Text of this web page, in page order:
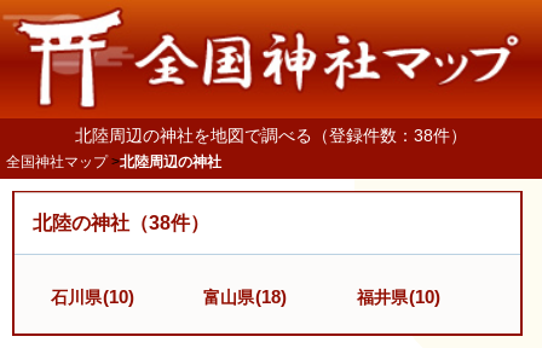
北陸周辺の神社を地図で調べる（登録件数：38件）
全国神社マップ 北陸周辺の神社
北陸の神社（38件）
石川県(10) 富山県(18) 福井県(10)